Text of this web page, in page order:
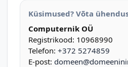
Küsimused? Võta
Computernik OÜ
Registrikood: 10968990
Telefon: +372 5274859
E-post: